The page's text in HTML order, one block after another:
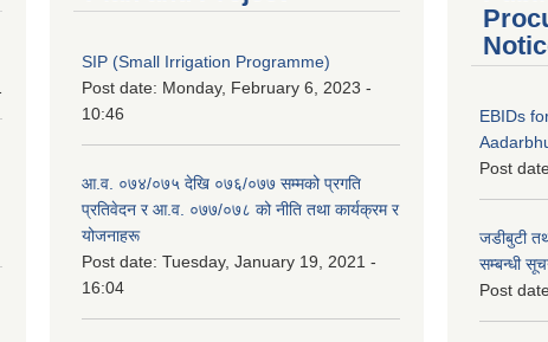
SIP (Small Irrigation Programme)
Post date: Monday, February 6, 2023 -
10:46
आ.व. ०७४/०७५ देखि ०७६/०७७ सम्मको प्रगति
प्रतिवेदन र आ.व. ०७७/०७८ को नीति तथा कार्यक्रम र
योजनाहरू
Post date: Tuesday, January 19, 2021 -
16:04
EBIDs
Post
जडीबुटी
सम्बन्धी
Post